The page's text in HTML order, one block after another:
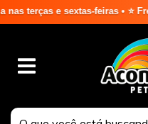
e sextas-feiras • ⭐ Frete